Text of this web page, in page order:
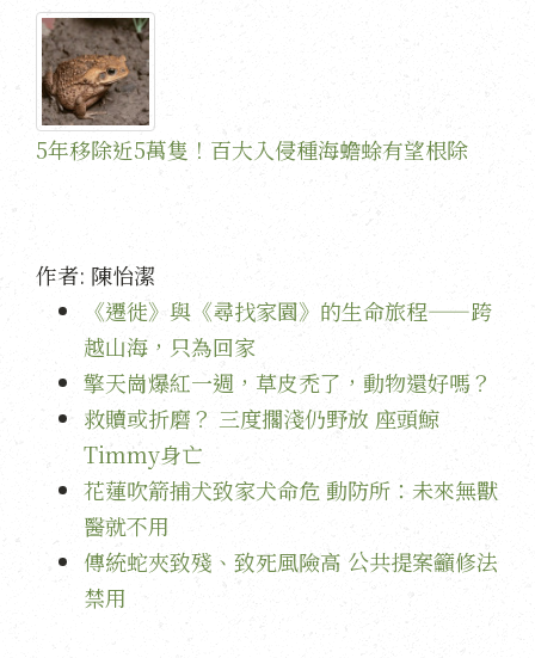
5年移除近5萬隻！百大入侵種海蟾蜍有望根除
作者: 陳怡潔
《遷徙》與《尋找家園》的生命旅程——跨
越山海，只為回家
擎天崗爆紅一週，草皮禿了，動物還好嗎？
救贖或折磨？ 三度擱淺仍野放 座頭鯨
Timmy身亡
花蓮吹箭捕犬致家犬命危 動防所：未來無獸
醫就不用
傳統蛇夾致殘、致死風險高 公共提案籲修法
禁用